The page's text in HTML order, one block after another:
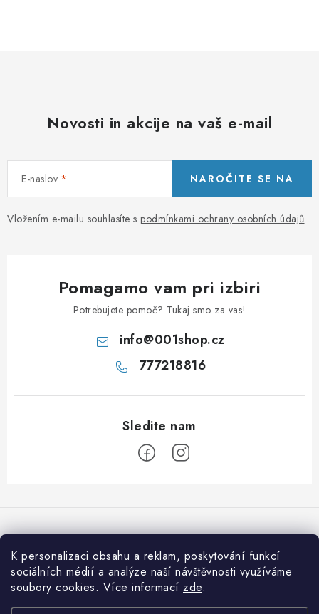
K personalizaci obsahu a reklam, poskytování funkcí
sociálních médií a analýze naší návštěvnosti využíváme
soubory cookies. Více informací zde.
Novosti in akcije na vaš e-mail
E-naslov
Vložením e-mailu souhlasíte s podmínkami ochrany osobních údajů
NAROČITE SE NA
Pomagamo vam pri izbiri
Potrebujete pomoč? Tukaj smo za vas!
info@001shop.cz
777218816
o
Sprejemamo spletna plačila